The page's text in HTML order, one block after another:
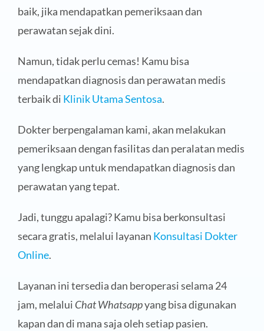
baik, jika mendapatkan pemeriksaan dan
perawatan sejak dini.
Namun, tidak perlu cemas! Kamu bisa
mendapatkan diagnosis dan perawatan medis
terbaik di Klinik Utama Sentosa.
Dokter berpengalaman kami, akan melakukan
pemeriksaan dengan fasilitas dan peralatan medis
yang lengkap untuk mendapatkan diagnosis dan
perawatan yang tepat.
Jadi, tunggu apalagi? Kamu bisa berkonsultasi
secara gratis, melalui layanan Konsultasi Dokter
Online.
Layanan ini tersedia dan beroperasi selama 24
jam, melalui Chat Whatsappyang bisa digunakan
kapan dan di mana saja oleh setiap pasien.